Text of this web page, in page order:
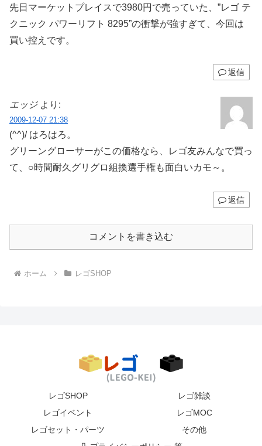
先日マーケットプレイスで3980円で売っていた、”レゴ テ
クニック パワーリフト 8295”の衝撃が強すぎて、今回は
買い控えです。
返信
エッジ より:
2009-12-07 21:38
(^^)/ はろはろ。
グリーングローサーがこの価格なら、レゴ友みんなで買っ
て、○時間耐久グリグロ組換選手権も面白いカモ～。
返信
コメントを書き込む
ホーム レゴSHOP
レゴSHOP
レゴ雑談
レゴイベント
レゴMOC
レゴセット・パーツ
その他